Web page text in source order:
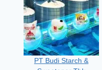
PT Budi Starch &